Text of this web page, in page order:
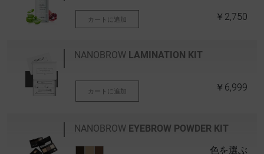
カートに追加 ￥2,750
NANOBROW LAMINATION KIT
カートに追加 ￥6,999
NANOBROW EYEBROW POWDER KIT
色を選ぶ